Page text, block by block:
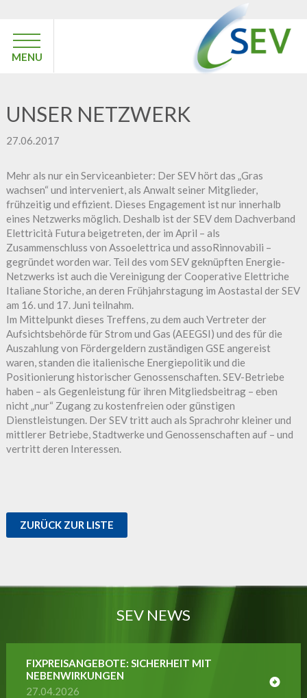
MENU
UNSER NETZWERK
27.06.2017
Mehr als nur ein Serviceanbieter: Der SEV hört das „Gras
wachsen“ und interveniert, als Anwalt seiner Mitglieder,
frühzeitig und effizient. Dieses Engagement ist nur innerhalb
eines Netzwerks möglich. Deshalb ist der SEV dem Dachverband
Elettricità Futura beigetreten, der im April – als
Zusammenschluss von Assoelettrica und assoRinnovabili –
gegründet worden war. Teil des vom SEV geknüpften Energie-
Netzwerks ist auch die Vereinigung der Cooperative Elettriche
Italiane Storiche, an deren Frühjahrstagung im Aostastal der SEV
am 16. und 17. Juni teilnahm.
Im Mittelpunkt dieses Treffens, zu dem auch Vertreter der
Aufsichtsbehörde für Strom und Gas (AEEGSI) und des für die
Auszahlung von Fördergeldern zuständigen GSE angereist
waren, standen die italienische Energiepolitik und die
Positionierung historischer Genossenschaften. SEV-Betriebe
haben – als Gegenleistung für ihren Mitgliedsbeitrag – eben
nicht „nur“ Zugang zu kostenfreien oder günstigen
Dienstleistungen. Der SEV tritt auch als Sprachrohr kleiner und
mittlerer Betriebe, Stadtwerke und Genossenschaften auf – und
vertritt deren Interessen.
ZURÜCK ZUR LISTE
SEV NEWS
FIXPREISANGEBOTE: SICHERHEIT MIT
NEBENWIRKUNGEN
27.04.2026